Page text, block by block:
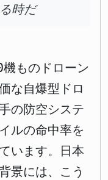
時だ
ものドローン
な自爆型ドロ
の防空システ
ルの命中率を
います。日本
景には、こう